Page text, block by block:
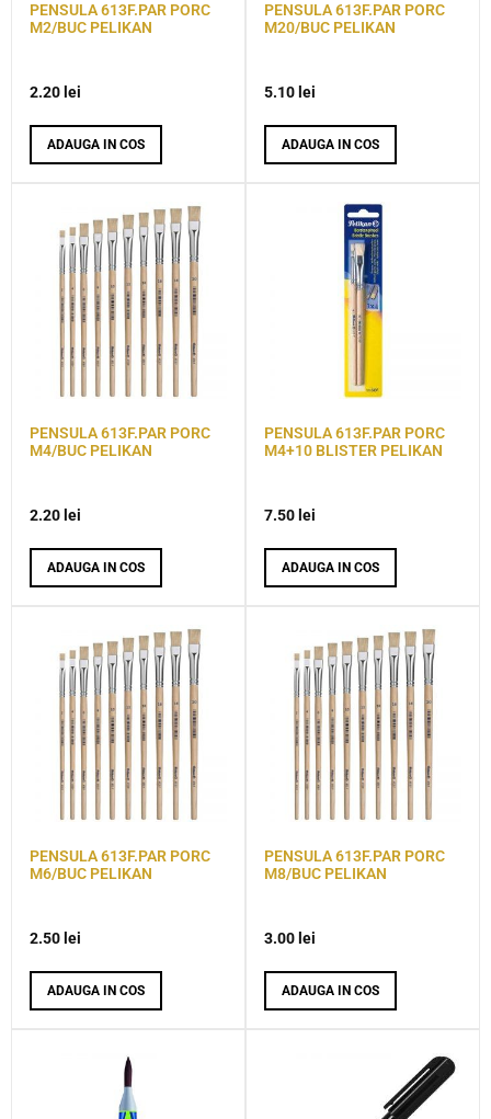
PENSULA 613F.PAR PORC
M2/BUC PELIKAN
2.20 lei
ADAUGA IN COS
PENSULA 613F.PAR PORC
M20/BUC PELIKAN
5.10 lei
ADAUGA IN COS
PENSULA 613F.PAR PORC
M4/BUC PELIKAN
2.20 lei
ADAUGA IN COS
PENSULA 613F.PAR PORC
M4+10 BLISTER PELIKAN
7.50 lei
ADAUGA IN COS
PENSULA 613F.PAR PORC
M6/BUC PELIKAN
2.50 lei
ADAUGA IN COS
PENSULA 613F.PAR PORC
M8/BUC PELIKAN
3.00 lei
ADAUGA IN COS